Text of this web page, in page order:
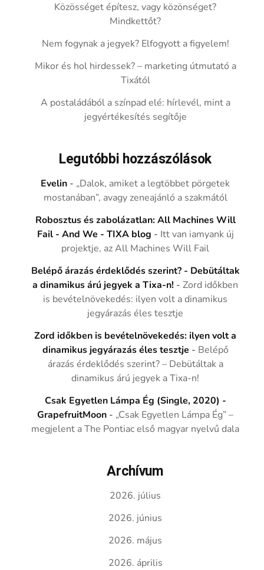
Közösséget építesz, vagy közönséget?
Mindkettőt?
Nem fogynak a jegyek? Elfogyott a figyelem!
Mikor és hol hirdessek? – marketing útmutató a
Tixától
A postaládából a színpad elé: hírlevél, mint a
jegyértékesítés segítője
Legutóbbi hozzászólások
Evelin - „Dalok, amiket a legtöbbet pörgetek
mostanában”, avagy zeneajánló a szakmától
Robosztus és zabolázatlan: All Machines Will
Fail - And We - TIXA blog - Itt van iamyank új
projektje, az All Machines Will Fail
Belépő árazás érdeklődés szerint? - Debütáltak
a dinamikus árú jegyek a Tixa-n! -Zord időkben
is bevételnövekedés: ilyen volt a dinamikus
jegyárazás éles tesztje
Zord időkben is bevételnövekedés: ilyen volt a
dinamikus jegyárazás éles tesztje - Belépő
árazás érdeklődés szerint? – Debütáltak a
dinamikus árú jegyek a Tixa-n!
Csak Egyetlen Lámpa Ég (Single, 2020) -
GrapefruitMoon - „Csak Egyetlen Lámpa Ég” –
megjelent a The Pontiac első magyar nyelvű dala
Archívum
2026. július
2026. június
2026. május
2026. április